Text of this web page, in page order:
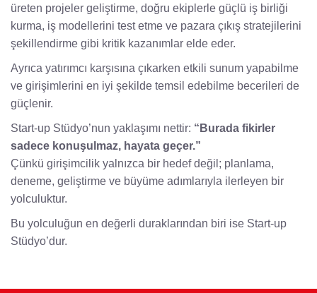
üreten projeler geliştirme, doğru ekiplerle güçlü iş birliği
kurma, iş modellerini test etme ve pazara çıkış stratejilerini
şekillendirme gibi kritik kazanımlar elde eder.
Ayrıca yatırımcı karşısına çıkarken etkili sunum yapabilme
ve girişimlerini en iyi şekilde temsil edebilme becerileri de
güçlenir.
Start-up Stüdyo’nun yaklaşımı nettir: “Burada fikirler
sadece konuşulmaz, hayata geçer.”
Çünkü girişimcilik yalnızca bir hedef değil; planlama,
deneme, geliştirme ve büyüme adımlarıyla ilerleyen bir
yolculuktur.
Bu yolculuğun en değerli duraklarından biri ise Start-up
Stüdyo’dur.